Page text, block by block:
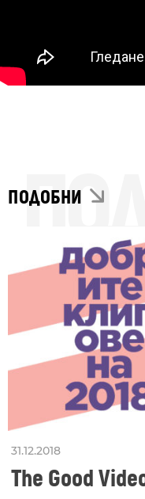
ПОДОБНИ
31.12.2018
The Good